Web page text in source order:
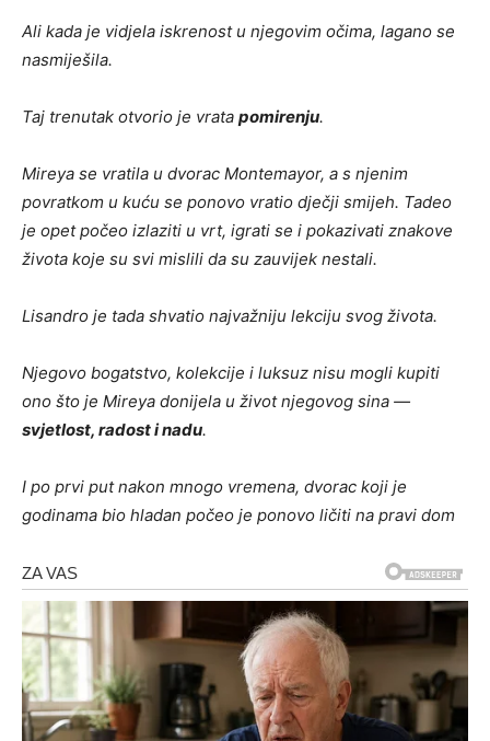
Ali kada je vidjela iskrenost u njegovim očima, lagano se
nasmiješila.
Taj trenutak otvorio je vrata pomirenju.
Mireya se vratila u dvorac Montemayor, a s njenim
povratkom u kuću se ponovo vratio dječji smijeh. Tadeo
je opet počeo izlaziti u vrt, igrati se i pokazivati znakove
života koje su svi mislili da su zauvijek nestali.
Lisandro je tada shvatio najvažniju lekciju svog života.
Njegovo bogatstvo, kolekcije i luksuz nisu mogli kupiti
ono što je Mireya donijela u život njegovog sina —
svjetlost, radost i nadu.
I po prvi put nakon mnogo vremena, dvorac koji je
godinama bio hladan počeo je ponovo ličiti na pravi dom